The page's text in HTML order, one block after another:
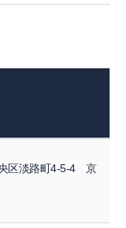
区淡路町4-5-4 京